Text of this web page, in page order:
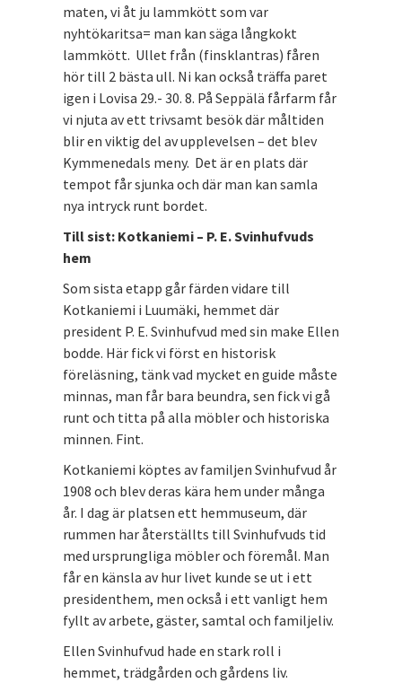
maten, vi åt ju lammkött som var
nyhtökaritsa= man kan säga långkokt
lammkött. Ullet från (finsklantras) fåren
hör till 2 bästa ull. Ni kan också träffa paret
igen i Lovisa 29.- 30. 8. På Seppälä fårfarm får
vi njuta av ett trivsamt besök där måltiden
blir en viktig del av upplevelsen – det blev
Kymmenedals meny. Det är en plats där
tempot får sjunka och där man kan samla
nya intryck runt bordet.
Till sist: Kotkaniemi – P. E. Svinhufvuds
hem
Som sista etapp går färden vidare till
Kotkaniemi i Luumäki, hemmet där
president P. E. Svinhufvud med sin make Ellen
bodde. Här fick vi först en historisk
föreläsning, tänk vad mycket en guide måste
minnas, man får bara beundra, sen fick vi gå
runt och titta på alla möbler och historiska
minnen. Fint.
Kotkaniemi köptes av familjen Svinhufvud år
1908 och blev deras kära hem under många
år. I dag är platsen ett hemmuseum, där
rummen har återställts till Svinhufvuds tid
med ursprungliga möbler och föremål. Man
får en känsla av hur livet kunde se ut i ett
presidenthem, men också i ett vanligt hem
fyllt av arbete, gäster, samtal och familjeliv.
Ellen Svinhufvud hade en stark roll i
hemmet, trädgården och gårdens liv.